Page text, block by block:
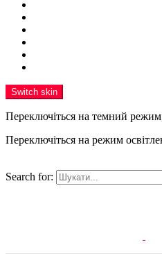
Switch skin
Переключіться на темний
Переключіться на режим
Search for: